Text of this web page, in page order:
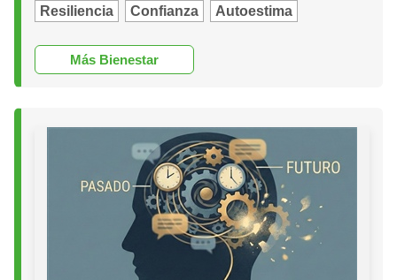
Resiliencia Confianza Autoestima
Más Bienestar